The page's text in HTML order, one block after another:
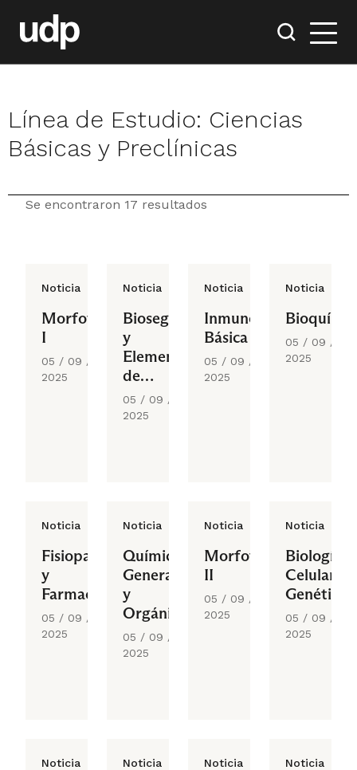
Línea de Estudio: Ciencias
Básicas y Preclínicas
Se encontraron 17 resultados
Noticia
Morfofunción
I
05 / 09 /
2025
Noticia
Bioseguridad
y
Elementos
de
Enfermería
05 / 09 /
2025
Noticia
Inmunología
Básica
05 / 09 /
2025
Noticia
05 / 09 /
2025
Noticia
Fisiopatología
y
Farmacología
05 / 09 /
2025
Noticia
Química
General
y
Orgánica
05 / 09 /
2025
Noticia
Morfofunción
II
05 / 09 /
2025
Noticia
Biología
Celular y
Genética
05 / 09 /
2025
Noticia Noticia Noticia Noticia